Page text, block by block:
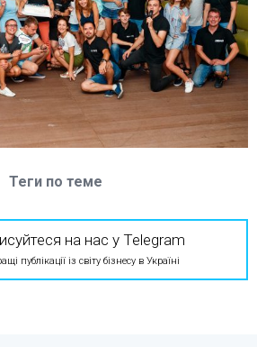
Теги по теме
на нас у Telegram
публікації із світу бізнесу в Україні